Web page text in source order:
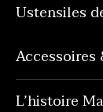
Ustensiles
L’histoire